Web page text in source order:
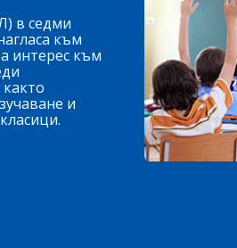
в седми
към
интерес към
и